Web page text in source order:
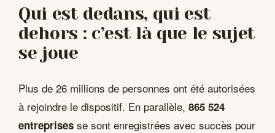
Qui est dedans, qui est
dehors : c’est là que le sujet
se joue
Plus de 26 millions de personnes ont été autorisées
à rejoindre le dispositif. En parallèle, 865 524
entreprises se sont enregistrées avec succès pour